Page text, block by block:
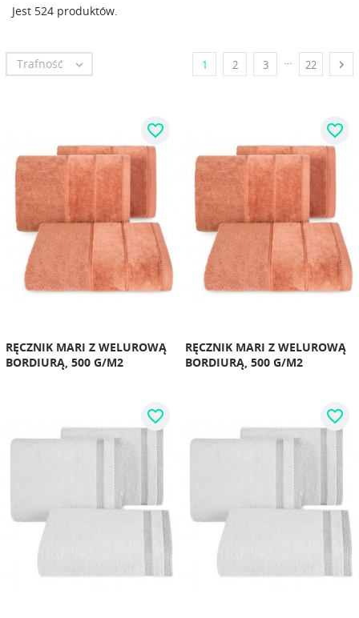
Jest 524 produktów.
Trafność  1 2 3 … 22 
RĘCZNIK MARI Z WELUROWĄ
BORDIURĄ, 500 G/M2
favorite_border
RĘCZNIK MARI Z WELUROWĄ
BORDIURĄ, 500 G/M2
favorite_border
favorite_border favorite_border